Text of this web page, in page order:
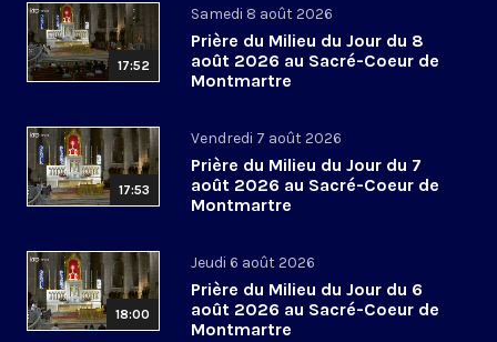
17:52
Samedi 8 août 2026
Prière du Milieu du Jour du 8
août 2026 au Sacré-Coeur de
Montmartre
17:53
Vendredi 7 août 2026
Prière du Milieu du Jour du 7
août 2026 au Sacré-Coeur de
Montmartre
18:00
Jeudi 6 août 2026
Prière du Milieu du Jour du 6
août 2026 au Sacré-Coeur de
Montmartre